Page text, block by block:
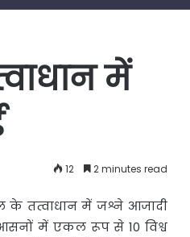
में
12 2 minutes read
के तत्वाधान में जश्ने आजादी
आसनों में एकल रूप से 10 विश्व